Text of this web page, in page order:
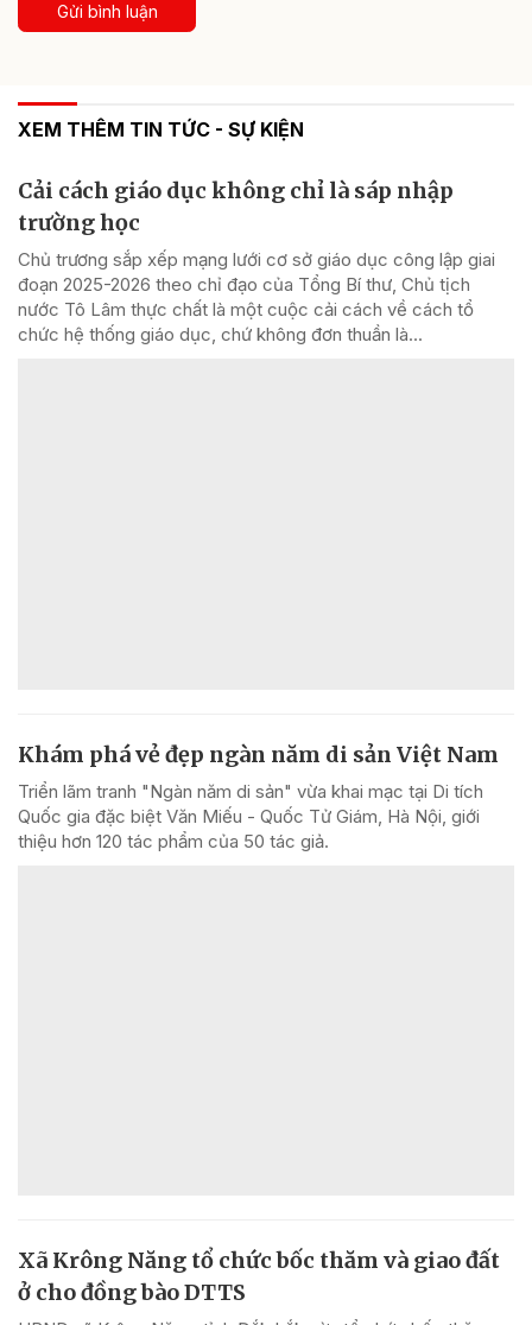
Gửi bình luận
XEM THÊM TIN TỨC - SỰ KIỆN
Cải cách giáo dục không chỉ là sáp nhập
trường học
Chủ trương sắp xếp mạng lưới cơ sở giáo dục công lập giai
đoạn 2025-2026 theo chỉ đạo của Tổng Bí thư, Chủ tịch
nước Tô Lâm thực chất là một cuộc cải cách về cách tổ
chức hệ thống giáo dục, chứ không đơn thuần là...
Khám phá vẻ đẹp ngàn năm di sản Việt Nam
Triển lãm tranh "Ngàn năm di sản" vừa khai mạc tại Di tích
Quốc gia đặc biệt Văn Miếu - Quốc Tử Giám, Hà Nội, giới
thiệu hơn 120 tác phẩm của 50 tác giả.
Xã Krông Năng tổ chức bốc thăm và giao đất
ở cho đồng bào DTTS